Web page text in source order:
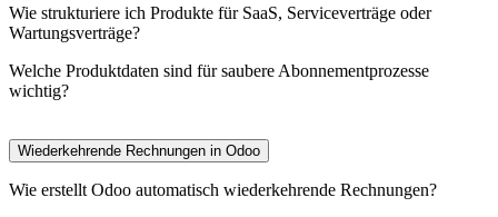
Wie strukturiere ich Produkte für SaaS, Serviceverträge oder
Wartungsverträge?
Welche Produktdaten sind für saubere Abonnementprozesse
wichtig?
Wiederkehrende Rechnungen in Odoo
Wie erstellt Odoo automatisch wiederkehrende Rechnungen?